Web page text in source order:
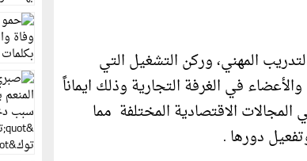
المهني، وركن التشغيل التي
في الغرفة التجارية وذلك ايماناً
المجالات الاقتصادية المختلفة مما
دورها .